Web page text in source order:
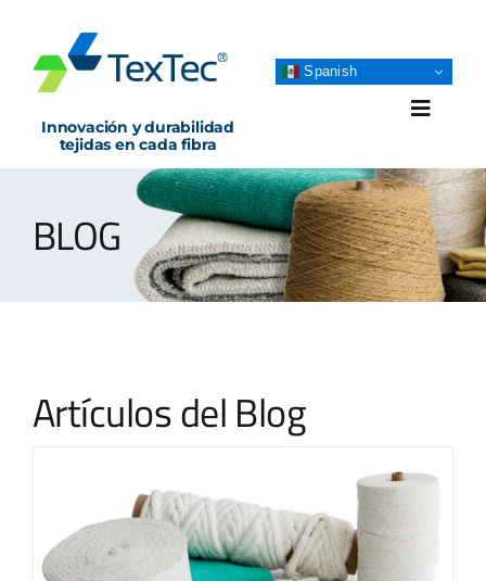
content
Innovación y durabilidad
tejidas en cada fibra
Spanish
Toggle
BLOG
BLOG
Artículos del Blog